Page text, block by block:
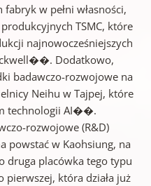
fabryk w pełni własności,
TSMC, które
najnowocześniejszych
Dodatkowo,
badawczo-rozwojowe na
Neihu w Tajpej, które
technologii AI��.
rozwojowe (R&D)
powstać w Kaohsiung, na
druga placówka tego typu
pierwszej, która działa już